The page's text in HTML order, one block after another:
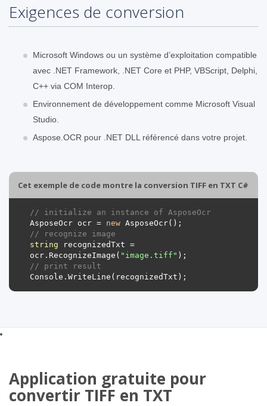
Exigences de conversion
Microsoft Windows ou un système d’exploitation compatible
avec .NET Framework, .NET Core et PHP, VBScript, Delphi,
C++ via COM Interop.
Environnement de développement comme Microsoft Visual
Studio.
Aspose.OCR pour .NET DLL référencé dans votre projet.
Cet exemple de code montre la conversion TIFF en TXT C#
// initialize an instance of AsposeOcr
AsposeOcr ocr = new AsposeOcr();
// recognize image
string
recognizedTxt =
ocr . RecognizeImage ( "image.tiff" );
// print result
Console . WriteLine ( recognizedTxt );
Application gratuite pour
convertir TIFF en TXT